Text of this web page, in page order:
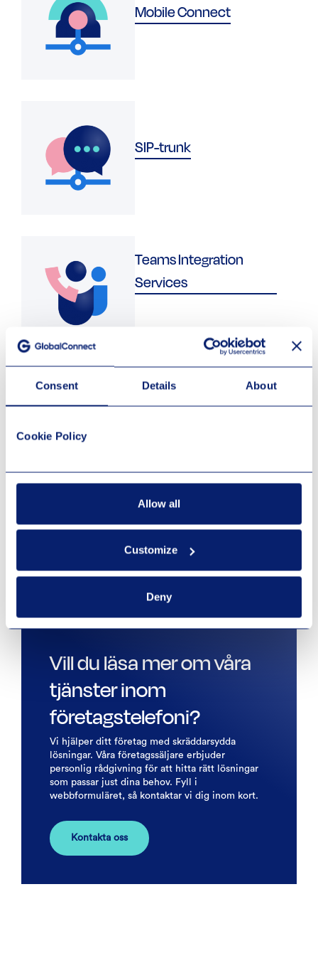
Consent Details About
Cookie Policy
Allow all
Customize
Deny
Mobile Connect
SIP-trunk
Teams Integration
Services
Vill du läsa mer om våra
tjänster inom
företagstelefoni?
Vi hjälper ditt företag med skräddarsydda
lösningar. Våra företagssäljare erbjuder
personlig rådgivning för att hitta rätt lösningar
som passar just dina behov. Fyll i
webbformuläret, så kontaktar vi dig inom kort.
Kontakta oss